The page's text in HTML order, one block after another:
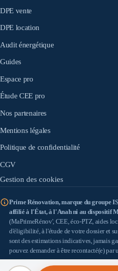
DPE vente
DPE location
Audit énergétique
Guides
Espace pro
Étude CEE pro
Nos partenaires
Mentions légales
Politique de confidentialité
CGV
Gestion des cookies
Prime Rénovation, marque du groupe
affilié à l'État, à l'Anah ni au dispositif
(MaPrimeRénov', CEE, éco-PTZ, aides
d'éligibilité, à l'étude de votre dossier et
sont des estimations indicatives, jamais
pouvez demander à être recontacté(e) par